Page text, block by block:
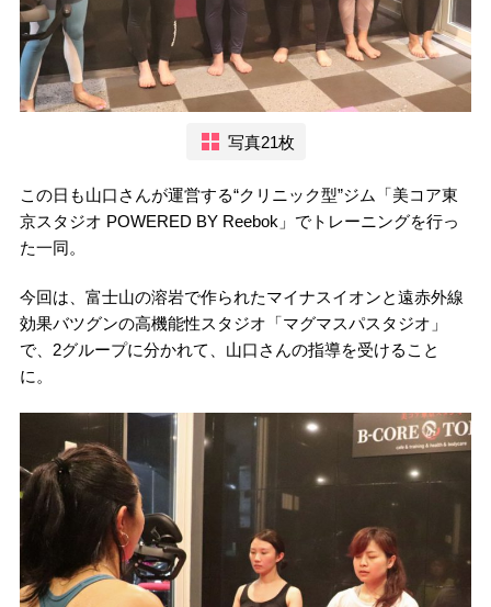
写真21枚
この日も山口さんが運営する“クリニック型”ジム「美コア東
京スタジオ POWERED BY Reebok」でトレーニングを行っ
た一同。
今回は、富士山の溶岩で作られたマイナスイオンと遠赤外線
効果バツグンの高機能性スタジオ「マグマスパスタジオ」
で、2グループに分かれて、山口さんの指導を受けること
に。